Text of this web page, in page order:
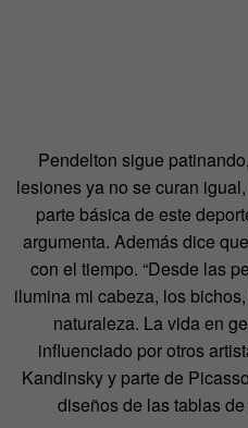
Pendelton sigue
lesiones ya no se curan
parte básica de este
argumenta. Además dice
con el tiempo. “Desde las
ilumina mi cabeza, los
naturaleza. La vida en
influenciado por otros
Kandinsky y parte de
diseños de las tablas